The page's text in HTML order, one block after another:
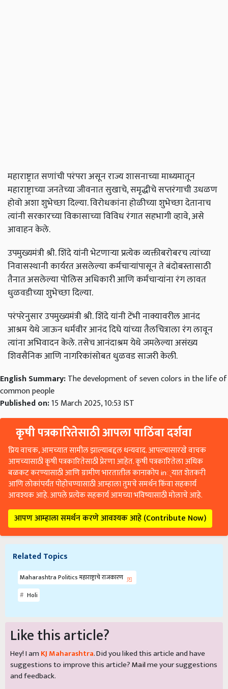
महाराष्ट्रातसणांचीपरंपराअसूनराज्यशासनाच्यामाध्यमातून
महाराष्ट्राच्याजनतेच्याजीवनातसुखाचे,समृद्धीचेसप्तरंगाचीउधळण
होवोअशाशुभेच्छादिल्या.विरोधकांनाहोळीच्याशुभेच्छादेतानाच
त्यांनीसरकारच्याविकासाच्याविविधरंगातसहभागीव्हावे,असे
आवाहनकेले.
उपमुख्यमंत्रीश्री.शिंदेयांनीभेटणाऱ्याप्रत्येकव्यक्तीबरोबरचत्यांच्या
निवासस्थानीकार्यरतअसलेल्याकर्मचाऱ्यांपासूनतेबंदोबस्तासाठी
तैनातअसलेल्यापोलिसअधिकारीआणिकर्मचाऱ्यांनारंगलावत
धुळवडीच्याशुभेच्छादिल्या.
परंपरेनुसारउपमुख्यमंत्रीश्री.शिंदेयांनीटेंभीनाक्यावरीलआनंद
आश्रमयेथेजाऊनधर्मवीरआनंददिघेयांच्यातैलचित्रालारंगलावून
त्यांनाअभिवादनकेले.तसेचआनंदाश्रमयेथेजमलेल्याअसंख्य
शिवसैनिकआणिनागरिकांसोबतधुळवडसाजरीकेली.
English Summary:The development of seven colors in the life of
common people
Published on:15 March 2025, 10:53 IST
कृषी पत्रकारितेसाठी आपला पाठिंबा दर्शवा
प्रिय वाचक, आमच्यात सामील झाल्याबद्दल धन्यवाद. आपल्यासारखे वाचक
आमच्यासाठी कृषी पत्रकारितेसाठी प्रेरणा आहेत. कृषी पत्रकारितेला अधिक
बळकट करण्यासाठी आणि ग्रामीण भारतातील कानाकोप in्यात शेतकरी
आणि लोकांपर्यंत पोहोचण्यासाठी आम्हाला तुमचे समर्थन किंवा सहकार्य
आवश्यक आहे. आपले प्रत्येक सहकार्य आमच्या भविष्यासाठी मोलाचे आहे.
आपण आम्हाला समर्थन करणे आवश्यक आहे (Contribute Now)
Related Topics
Maharashtra Politics महाराष्ट्राचे राजकारण
Holi
Like this article?
Hey! I am KJ Maharashtra. Did you liked this article and have
suggestions to improve this article?Mailme your suggestions
and feedback.